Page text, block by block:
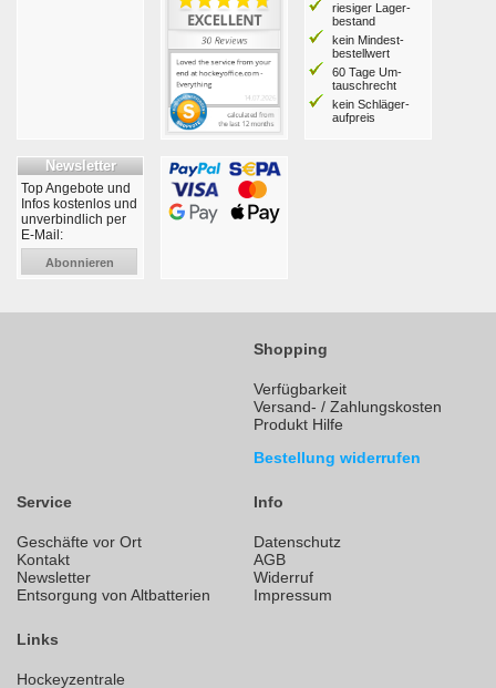
riesiger Lager­
bestand
kein Mindest­
bestell­wert
60 Tage Um­
tausch­recht
kein Schläger­
aufpreis
Newsletter
Top Angebote und
Infos kostenlos und
unverbindlich per
E-Mail:
Abonnieren
Shopping
Verfügbarkeit
Versand- / Zahlungskosten
Produkt Hilfe
Bestellung widerrufen
Service
Geschäfte vor Ort
Kontakt
Newsletter
Entsorgung von Altbatterien
Info
Datenschutz
AGB
Widerruf
Impressum
Links
Hockeyzentrale